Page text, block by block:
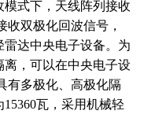
式下，天线阵列接收
收双极化回波信号，
达中央电子设备。为
，可以在中央电子设
有多极化、高极化隔
瓦，采用机械轻